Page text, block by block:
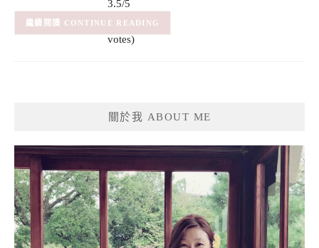
3.5/5
– (8
votes)
(8) CONTINUE READING
關於我 ABOUT ME